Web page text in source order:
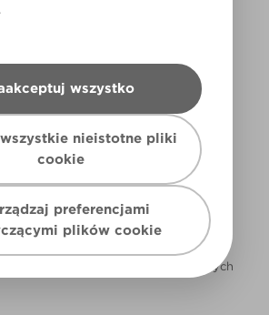
.
wszystko
nieistotne pliki
cookie
preferencjami
plików cookie
KOLOR BĘDZIE
W TWOIM DOMU?
na monitorze i/lub kolory
różnić od rzeczywistych, dostępnych